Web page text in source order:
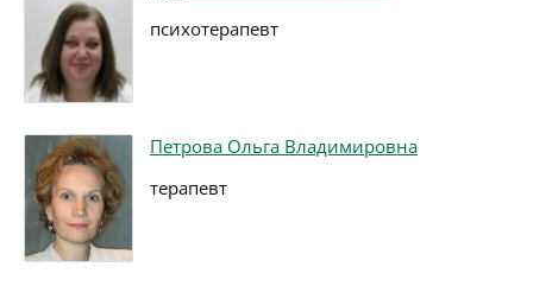
психотерапевт
Петрова Ольга Владимировна
терапевт